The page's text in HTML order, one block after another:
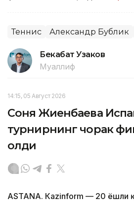
Теннис Александр Бублик
Бекабат Узаков
Муаллиф
14:15, 05 Август 2026
Соня Жиенбаева
турнирнинг чорак
олди
ASTANА. Кazinform — 20 ёшли